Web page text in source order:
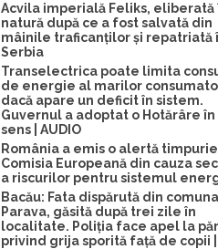
Acvila imperială Feliks, eliberată
natură după ce a fost salvată din
mâinile traficanților și repatriată
Serbia
Transelectrica poate limita
de energie al marilor
dacă apare un deficit în sistem.
Guvernul a adoptat o Hotărâre
sens | AUDIO
România a emis o alertă
Comisia Europeană din cauza
a riscurilor pentru sistemul
Bacău: Fata dispărută din comuna
Parava, găsită după trei zile în
localitate. Poliția face apel la
privind grija sporită față de copii |